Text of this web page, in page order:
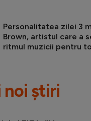
Personalitatea zilei 3
Brown, artistul care a
ritmul muzicii pentru
noi știri